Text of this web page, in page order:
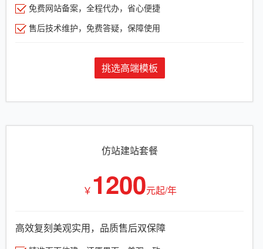
免费网站备案，全程代办，省心便捷
售后技术维护，免费答疑，保障使用
挑选高端模板
仿站建站套餐
￥ 1200元起/年
高效复刻美观实用，品质售后双保障